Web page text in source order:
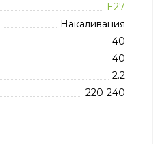
E27
Накаливания
40
40
2.2
220-240